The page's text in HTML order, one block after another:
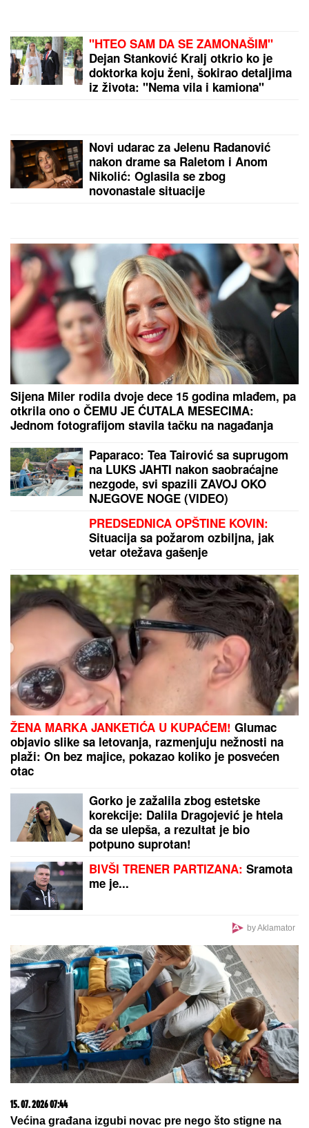
Srpski pevač (74) oženjen sa fatalnom koleginicom
prizano da ima ljubavnicu: "Kad sam se oženio..."
NAPUŠTA CRVENU ZVEZDU?Veliko pojačanje
odlazi sa Marakane
OŽENIO SE DEJAN STANKOVIĆ KRALJ!Doktorka
otkrila kako se oseća nakon venčanja: "Zaljubljena
sam", tu su njegovi roditelji i sestra (VIDEO)
PREPORUKA ZA VAS
"VIDIMO VAŠE GAĆE",odbornica se uključila preko
ZUMA na sednicu, a onda je nastala haotična
situacija: Sileuta pod tušem dodatno zapržila čorbu